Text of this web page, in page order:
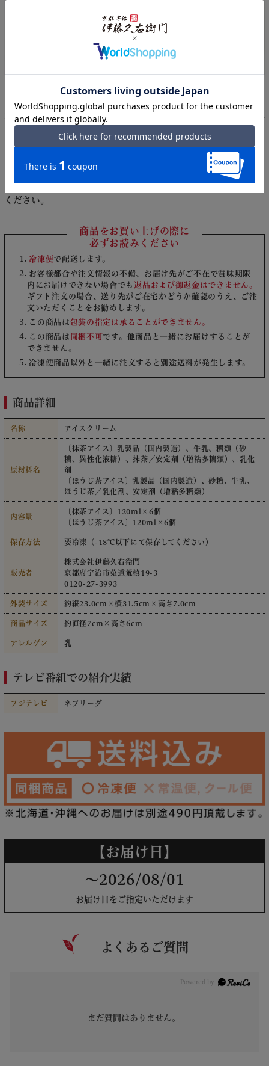
贈り物として幅広くご利用ください
美味しさをまっすぐお届けできるよう、ギフトボックスを断熱性
の高い発泡スチロールの箱に入れて配送します。
のし・手提げ袋のご対応可能です。
ください。
商品をお買い上げの際に
必ずお読みください
冷凍便で配送します。
お客様都合や注文情報の不備、お届け先がご不在で賞味期限
内にお届けできない場合でも返品および御返金はできません。
ギフト注文の場合、送り先がご在宅かどうか確認のうえ、ご注
文いただくことをお勧めします。
この商品は包装の指定は承ることができません。
この商品は 同梱不可です。他商品と一緒にお届けすることが
できません。
冷凍便商品以外と一緒に注文すると別途送料が発生します。
商品詳細
名称 アイスクリーム
原材料名
〔抹茶アイス〕乳製品（国内製造）、牛乳、糖類（砂
糖、異性化液糖）、抹茶／安定剤（増粘多糖類）、乳化
剤
〔ほうじ茶アイス〕乳製品（国内製造）、砂糖、牛乳、
ほうじ茶／乳化剤、安定剤（増粘多糖類）
内容量
〔抹茶アイス〕120ml×6個
〔ほうじ茶アイス〕120ml×6個
保存方法 要冷凍（-18℃以下にて保存してください）
販売者
株式会社伊藤久右衛門
京都府宇治市莵道荒槙19-3
0120-27-3993
外装サイズ 約縦23.0cm×横31.5cm×高さ7.0cm
商品サイズ 約直径7cm×高さ6cm
アレルゲン 乳
テレビ番組での紹介実績
フジテレビ ネプリーグ
【お届け日】
～2026/08/01
お届け日をご指定いただけます
よくあるご質問
Powered by
まだ質問はありません。